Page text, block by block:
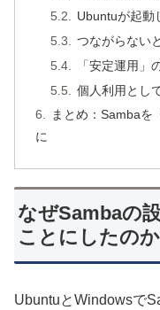
Ubuntuが起動
つながらない
「安定運用」
個人利用とし
まとめ：Sambaを
に
なぜSambaの
ことにしたのか
UbuntuとWindowsで